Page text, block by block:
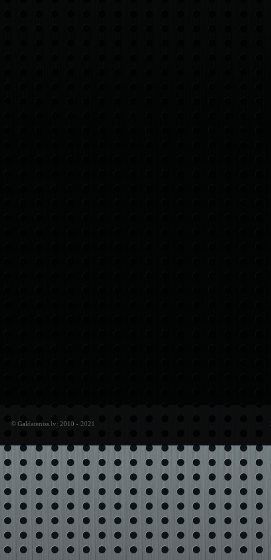
© Galdateniss.lv: 2010 - 2021